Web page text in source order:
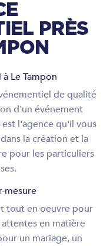
PRÈS
Le Tampon
de qualité
d'un événement
l'agence qu'il vous
la création et la
pour les particuliers
mesure
tout en oeuvre pour
en matière
un mariage, un